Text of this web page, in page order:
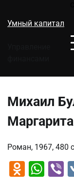
содержимому
Умный капитал
Михаил
Маргарита
Роман, 1967, 480